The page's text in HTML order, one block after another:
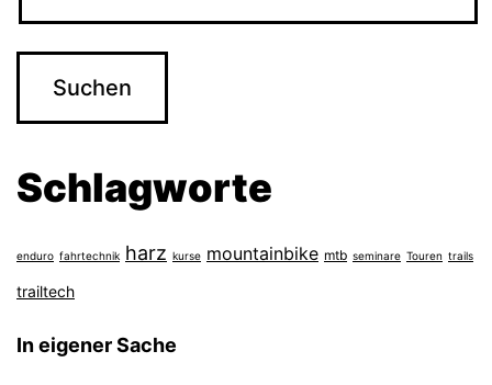
Schlagworte
enduro fahrtechnik harz kurse mountainbike mtb seminare Touren trails
trailtech
In eigener Sache